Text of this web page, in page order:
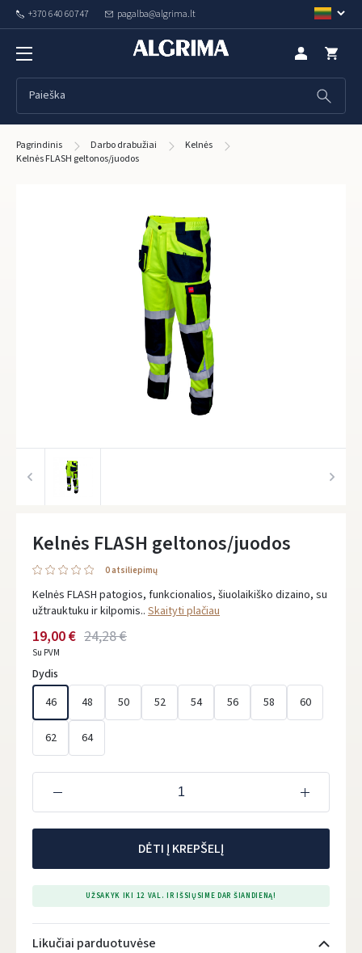
+370 640 60747 pagalba@algrima.lt
Pagrindinis Darbo drabužiai
Kelnės
Kelnės FLASH geltonos/juodos
Kelnės FLASH geltonos/juodos
0 atsiliepimų
Kelnės FLASH patogios, funkcionalios, šiuolaikiško dizaino, su
užtrauktuku ir kilpomis.. Skaityti plačiau
24,28 €
19,00 €
Su PVM
Dydis
46
48 50 52 54 56 58 60
62 64
DĖTI Į KREPŠELĮ
UŽSAKYK IKI 12 VAL. IR IŠSIŲSIME DAR ŠIANDIENĄ!
Likučiai parduotuvėse